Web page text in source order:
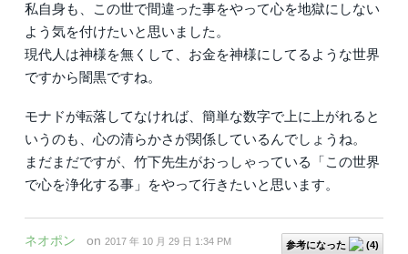
私自身も、この世で間違った事をやって心を地獄にしない
よう気を付けたいと思いました。
現代人は神様を無くして、お金を神様にしてるような世界
ですから闇黒ですね。
モナドが転落してなければ、簡単な数字で上に上がれると
いうのも、心の清らかさが関係しているんでしょうね。
まだまだですが、竹下先生がおっしゃっている「この世界
で心を浄化する事」をやって行きたいと思います。
参考になった (4)
ネオポン on 2017 年 10 月 29 日 1:34 PM